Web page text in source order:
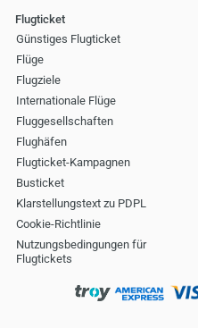
Flugticket
Günstiges Flugticket
Flüge
Flugziele
Internationale Flüge
Fluggesellschaften
Flughäfen
Flugticket-Kampagnen
Busticket
Klarstellungstext zu PDPL
Cookie-Richtlinie
Nutzungsbedingungen für
Flugtickets